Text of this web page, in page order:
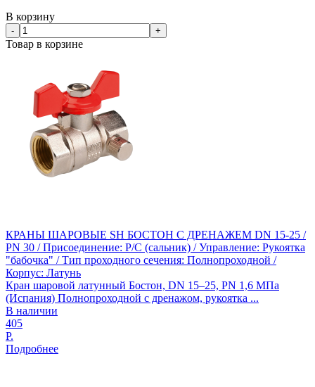
В корзину
- +
Товар в корзине
КРАНЫ ШАРОВЫЕ SH БОСТОН С ДРЕНАЖЕМ DN 15-25 /
PN 30 / Присоединение: Р/С (сальник) / Управление: Рукоятка
"бабочка" / Тип проходного сечения: Полнопроходной /
Корпус: Латунь
Кран шаровой латунный Бостон, DN 15–25, PN 1,6 МПа
(Испания) Полнопроходной с дренажом, рукоятка ...
В наличии
405
Р.
Подробнее